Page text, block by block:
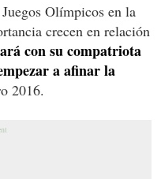
Olímpicos en la
crecen en relación
con su compatriota
a afinar la
2016.